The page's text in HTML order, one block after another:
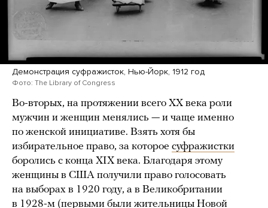
Демонстрация суфражисток, Нью-Йорк, 1912 год
Фото: The Library of Congress
Во-вторых, на протяжении всего ХХ века роли
мужчин и женщин менялись — и чаще именно
по женской инициативе. Взять хотя бы
избирательное право, за которое суфражистки
боролись с конца XIX века. Благодаря этому
женщины в США получили право голосовать
на выборах в 1920 году, а в Великобритании
в 1928-м (первыми были жительницы Новой